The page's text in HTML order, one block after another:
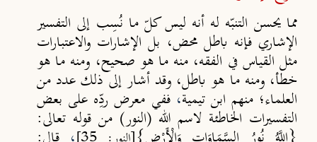
مما يحسن التنبّه له أنه ليس كلّ ما نُسِب إلى التفسير
الإشاري فإنه باطل محض، بل الإشارات والاعتبارات
مثل القياس في الفقه، منه ما هو صحيح، ومنه ما هو
خطأ، ومنه ما هو باطل، وقد أشار إلى ذلك عدد من
العلماء؛ منهم ابن تيمية، ففي معرض ردِّه على بعض
التفسيرات الخاطئة لاسم الله (النور) من قوله تعالى: